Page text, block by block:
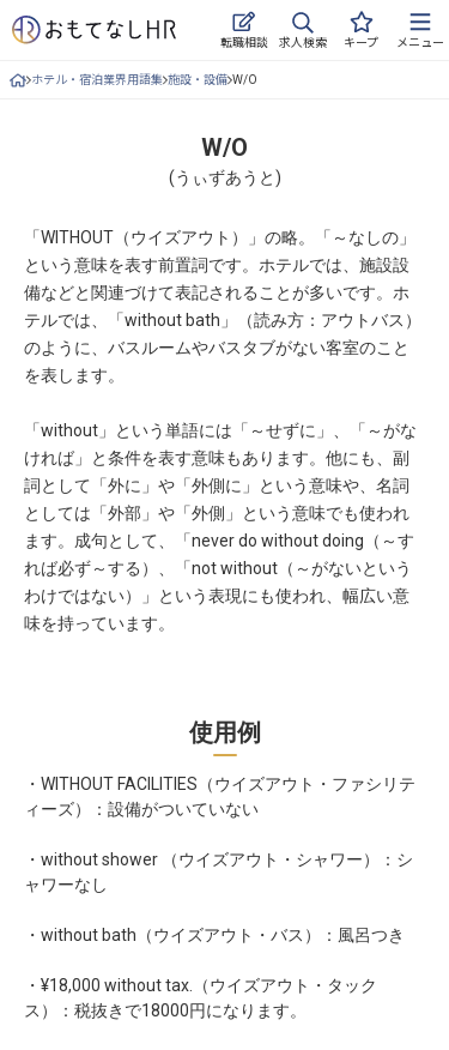
転職相談 求人検索 キープ メニュー
就職・転職 合同説明会
おもてなしHRについて
ご利用の流れ
よくある質問
ホテル・宿泊業界情報コラム
無料 転職サポートに申し込む
採用をお考えの企業様へ
ホテル・宿泊業界用語集 施設・設備 W/O
W/O
(うぃずあうと)
「WITHOUT（ウイズアウト）」の略。「～なしの」
という意味を表す前置詞です。ホテルでは、施設設
備などと関連づけて表記されることが多いです。ホ
テルでは、「without bath」（読み方：アウトバス）
のように、バスルームやバスタブがない客室のこと
を表します。
「without」という単語には「～せずに」、「～がな
ければ」と条件を表す意味もあります。他にも、副
詞として「外に」や「外側に」という意味や、名詞
としては「外部」や「外側」という意味でも使われ
ます。成句として、「never do without doing（～す
れば必ず～する）、「not without（～がないという
わけではない）」という表現にも使われ、幅広い意
味を持っています。
使用例
・WITHOUT FACILITIES（ウイズアウト・ファシリテ
ィーズ）：設備がついていない
・without shower （ウイズアウト・シャワー）：シ
ャワーなし
・without bath（ウイズアウト・バス）：風呂つき
・¥18,000 without tax.（ウイズアウト・タック
ス）：税抜きで18000円になります。